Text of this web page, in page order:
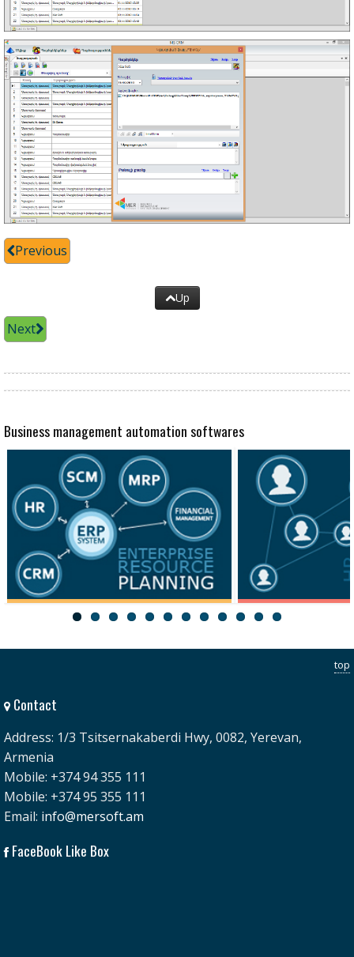
Previous
Up
Next
Business management automation softwares
HRM
top
Contact
Address: 1/3 Tsitsernakaberdi Hwy, 0082, Yerevan,
Armenia
Mobile: +374 94 355 111
Mobile: +374 95 355 111
Email: info@mersoft.am
FaceBook Like Box